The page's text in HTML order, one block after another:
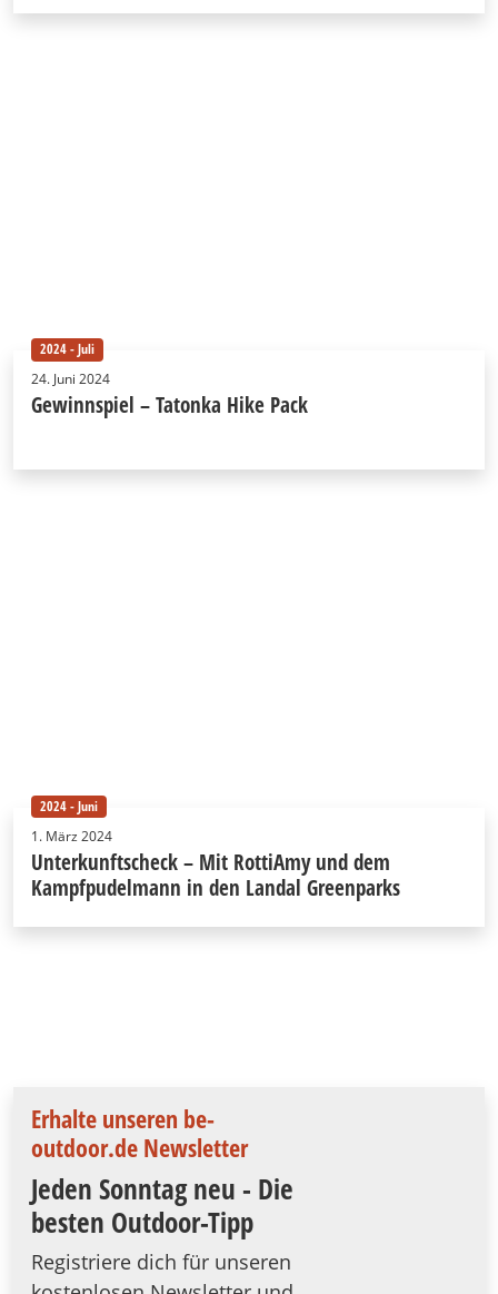
2024 - Juli
24. Juni 2024
Gewinnspiel – Tatonka Hike Pack
2024 - Juni
1. März 2024
Unterkunftscheck – Mit RottiAmy und dem
Kampfpudelmann in den Landal Greenparks
Erhalte unseren be-
outdoor.de Newsletter
Jeden Sonntag neu - Die
besten Outdoor-Tipp
Registriere dich für unseren